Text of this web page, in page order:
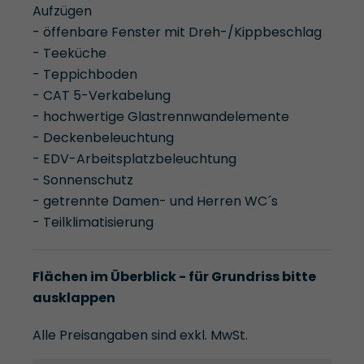
Aufzügen
- öffenbare Fenster mit Dreh-/Kippbeschlag
- Teeküche
- Teppichboden
- CAT 5-Verkabelung
- hochwertige Glastrennwandelemente
- Deckenbeleuchtung
- EDV-Arbeitsplatzbeleuchtung
- Sonnenschutz
- getrennte Damen- und Herren WC´s
- Teilklimatisierung
Flächen im Überblick - für Grundriss bitte
ausklappen
Alle Preisangaben sind exkl. MwSt.